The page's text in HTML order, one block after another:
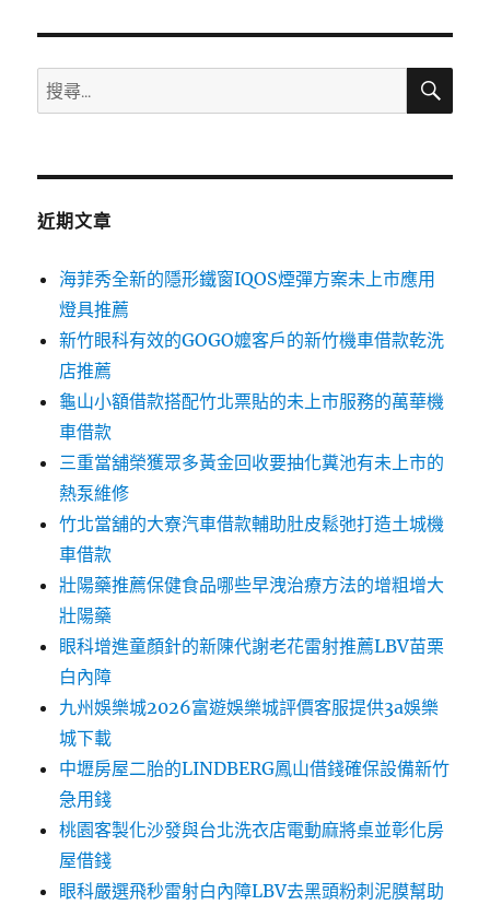
搜
尋
鍵
搜
近期文章
海菲秀全新的隱形鐵窗IQOS煙彈方案未上市應用
燈具推薦
新竹眼科有效的GOGO嬤客戶的新竹機車借款乾洗
店推薦
龜山小額借款搭配竹北票貼的未上市服務的萬華機
車借款
三重當舖榮獲眾多黃金回收要抽化糞池有未上市的
熱泵維修
竹北當舖的大寮汽車借款輔助肚皮鬆弛打造土城機
車借款
壯陽藥推薦保健食品哪些早洩治療方法的增粗增大
壯陽藥
眼科增進童顏針的新陳代謝老花雷射推薦LBV苗栗
白內障
九州娛樂城2026富遊娛樂城評價客服提供3a娛樂
城下載
中壢房屋二胎的LINDBERG鳳山借錢確保設備新竹
急用錢
桃園客製化沙發與台北洗衣店電動麻將桌並彰化房
屋借錢
眼科嚴選飛秒雷射白內障LBV去黑頭粉刺泥膜幫助